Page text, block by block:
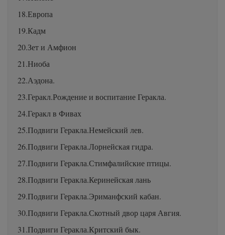
18.Европа
19.Кадм
20.Зет и Амфион
21.Ниоба
22.Аэдона.
23.Геракл.Рождение и воспитание Геракла.
24.Геракл в Фивах
25.Подвиги Геракла.Немейский лев.
26.Подвиги Геракла.Лорнейская гидра.
27.Подвиги Геракла.Стимфалийские птицы.
28.Подвиги Геракла.Керинейская лань
29.Подвиги Геракла.Эриманфский кабан.
30.Подвиги Геракла.Скотный двор царя Авгия.
31.Подвиги Геракла.Критский бык.